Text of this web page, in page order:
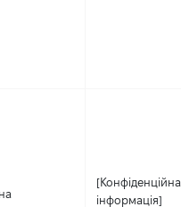
[Конфіденційна
інформація]